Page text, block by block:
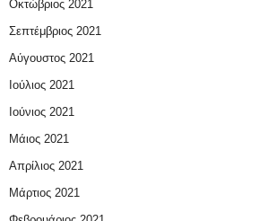
Οκτώβριος 2021
Σεπτέμβριος 2021
Αύγουστος 2021
Ιούλιος 2021
Ιούνιος 2021
Μάιος 2021
Απρίλιος 2021
Μάρτιος 2021